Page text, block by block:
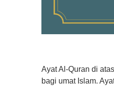
Ayat Al-Quran di
bagi umat Islam.